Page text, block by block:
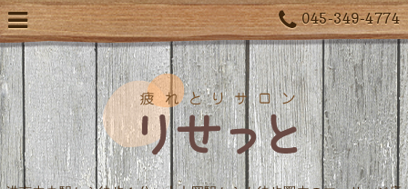
045-349-4774